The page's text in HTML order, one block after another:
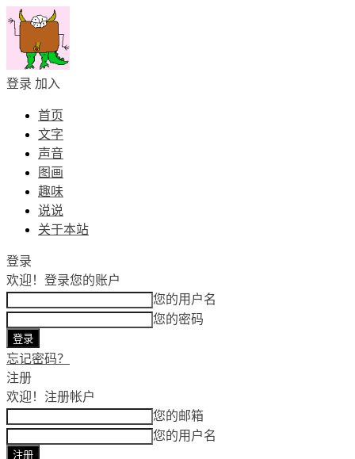
登录 加入
首页
文字
声音
图画
趣味
说说
关于本站
登录
欢迎！ 登录您的账户
您的用户名
您的密码
忘记密码？
注册
欢迎！ 注册帐户
您的邮箱
您的用户名